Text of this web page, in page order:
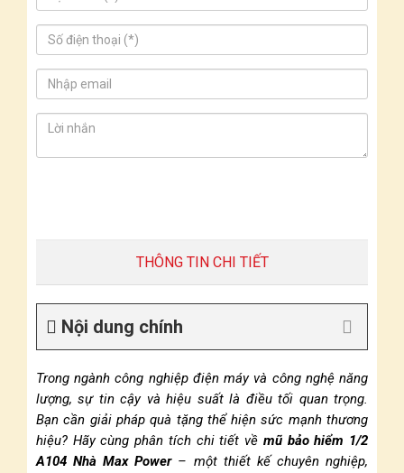
THÔNG TIN CHI TIẾT
Nội dung chính
Trong ngành công nghiệp điện máy và công nghệ năng
lượng, sự tin cậy và hiệu suất là điều tối quan trọng.
Bạn cần giải pháp quà tặng thể hiện sức mạnh thương
hiệu? Hãy cùng phân tích chi tiết về mũ bảo hiểm 1/2
A104 Nhà Max Power– một thiết kế chuyên nghiệp,